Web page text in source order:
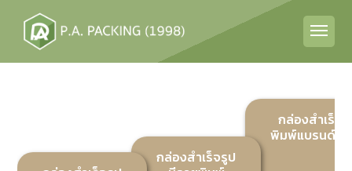
กล่องสำเร็จรูป
กล่องสำเร็จ
พิมพ์แบรนด์ลู